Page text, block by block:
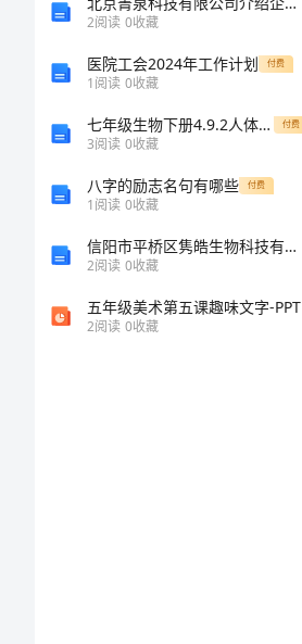
2阅读 0收藏
医院工会2024年工作计划 付费
1阅读 0收藏
七年级生物下册4.9.2人体的组成同步练习新版苏科版 付费
3阅读 0收藏
八字的励志名句有哪些 付费
1阅读 0收藏
信阳市平桥区隽皓生物科技有限公司介绍企业发展分析报告
2阅读 0收藏
五年级美术第五课趣味文字-PPT
2阅读 0收藏